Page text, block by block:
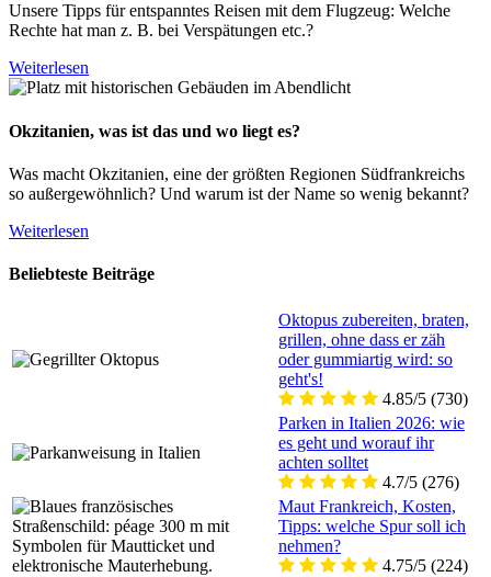
Unsere Tipps für entspanntes Reisen mit dem Flugzeug: Welche
Rechte hat man z. B. bei Verspätungen etc.?
Weiterlesen
Okzitanien, was ist das und wo liegt es?
Was macht Okzitanien, eine der größten Regionen Südfrankreichs
so außergewöhnlich? Und warum ist der Name so wenig bekannt?
Weiterlesen
Beliebteste Beiträge
Oktopus zubereiten, braten,
grillen, ohne dass er zäh
oder gummiartig wird: so
geht's!
4.85/5 (730)
Parken in Italien 2026: wie
es geht und worauf ihr
achten solltet
4.7/5 (276)
Maut Frankreich, Kosten,
Tipps: welche Spur soll ich
nehmen?
4.75/5 (224)